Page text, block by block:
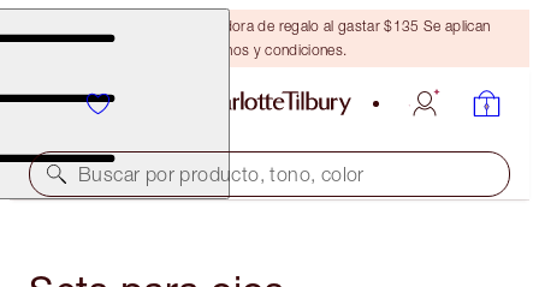
Obtén una brocha bronceadora de regalo al gastar $135 Se aplican
términos y condiciones.
Buscar por producto, tono, color